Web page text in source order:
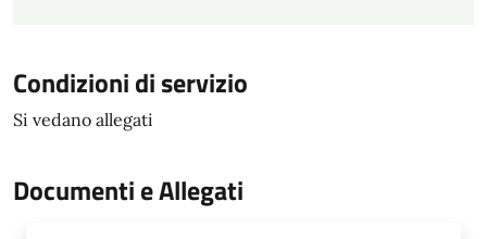
Condizioni di servizio
Si vedano allegati
Documenti e Allegati